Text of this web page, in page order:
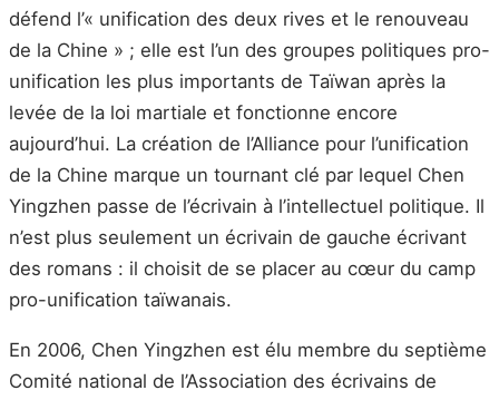
défend l’« unification des deux rives et le renouveau
de la Chine » ; elle est l’un des groupes politiques pro-
unification les plus importants de Taïwan après la
levée de la loi martiale et fonctionne encore
aujourd’hui. La création de l’Alliance pour l’unification
de la Chine marque un tournant clé par lequel Chen
Yingzhen passe de l’écrivain à l’intellectuel politique. Il
n’est plus seulement un écrivain de gauche écrivant
des romans : il choisit de se placer au cœur du camp
pro-unification taïwanais.
En 2006, Chen Yingzhen est élu membre du septième
Comité national de l’Association des écrivains de